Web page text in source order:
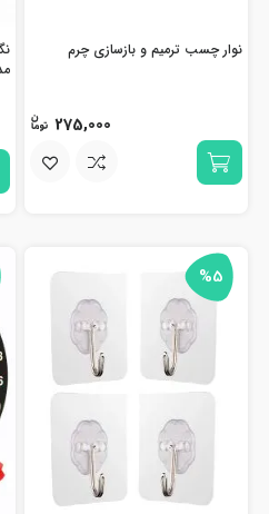
نوار چسب ترمیم و بازسازی چرم
275,000
%5